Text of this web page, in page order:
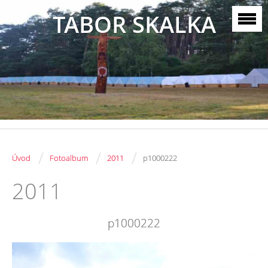
TÁBOR SKALKA
Úvod / Fotoalbum / 2011 / p1000222
2011
p1000222